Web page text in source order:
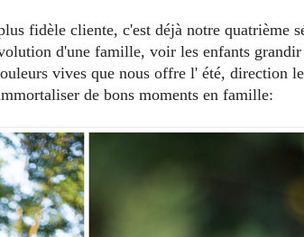
fidèle cliente, c'est déjà notre quatrième
d'une famille, voir les enfants
vives que nous offre l' été, direction
de bons moments en famille: